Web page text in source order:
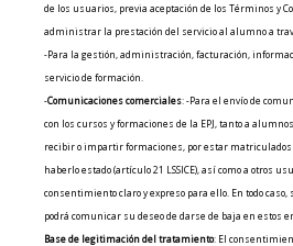
de los usuarios, previa aceptación de los Términos y
administrar la prestación del servicio al alumno a
-Para la gestión, administración, facturación,
servicio de formación.
-Comunicaciones comerciales: -Para el envío de
con los cursos y formaciones de la EPJ, tanto a
recibir o impartir formaciones, por estar
haberlo estado (artículo 21 LSSICE), así como a otros
consentimiento claro y expreso para ello. En todo
podrá comunicar su deseo de darse de baja en estos
Base de legitimación del tratamiento: El